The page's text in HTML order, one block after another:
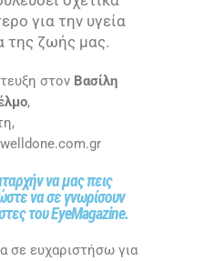
για την υγεία
της ζωής μας.
στoν Βασίλη
,
να μας πεις
να σε γνωρίσουν
του EyeMagazine.
σε ευχαριστήσω για